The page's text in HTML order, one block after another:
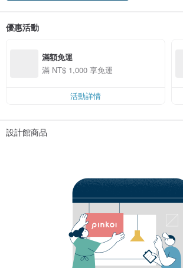
優惠活動
滿額免運
滿 NT$ 1,000 享免運
活動詳情
設計館商品